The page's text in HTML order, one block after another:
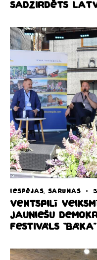
sadzirdēts
IESPĒJAS,SARUNAS
Ventspilī
Jauniešu
festivāls “Bāka”